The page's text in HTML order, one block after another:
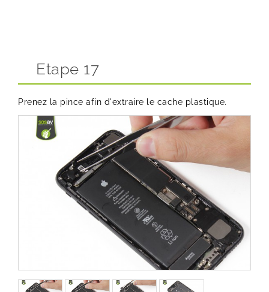
Etape 17
Prenez la pince afin d'extraire le cache plastique.